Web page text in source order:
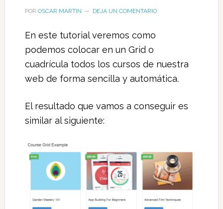
POR OSCAR MARTIN DEJA UN COMENTARIO
En este tutorial veremos como
podemos colocar en un Grid o
cuadrícula todos los cursos de nuestra
web de forma sencilla y automática.
El resultado que vamos a conseguir es
similar al siguiente: